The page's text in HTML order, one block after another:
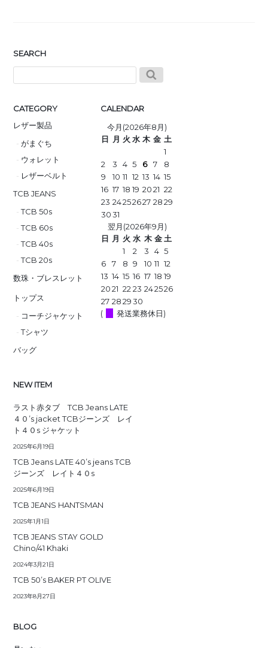
SEARCH
CATEGORY
レザー製品
がまぐち
ウォレット
レザーベルト
TCB JEANS
TCB 50s
TCB 60s
TCB 40s
TCB 20s
数珠・ブレスレット
トップス
コーチジャケット
Tシャツ
バッグ
CALENDAR
今月(2026年8月)
日 月 火 水 木 金 土
1
2
3 4 5 6 7
8
9
10 11 12 13 14 15
16 17 18 19 20 21 22
23 24252627 28 29
30 31
翌月(2026年9月)
日 月 火 水 木 金 土
1
2 3 4 5
6
7 8 9 10 11 12
13 14 15 16 17 18 19
20 21 22 23 242526
27 28 29 30
(
発送業務休日)
NEW ITEM
ラスト赤タブ TCB Jeans LATE
４０’s jacket TCBジーンズ レイ
ト４０s ジャケット
2025年6月19日
TCB Jeans LATE 40’s jeans TCB
ジーンズ レイト４０s
2025年6月19日
TCB JEANS HANTSMAN
2025年1月1日
TCB JEANS STAY GOLD
Chino/41 Khaki
2024年3月21日
TCB 50’s BAKER PT OLIVE
2023年8月27日
BLOG